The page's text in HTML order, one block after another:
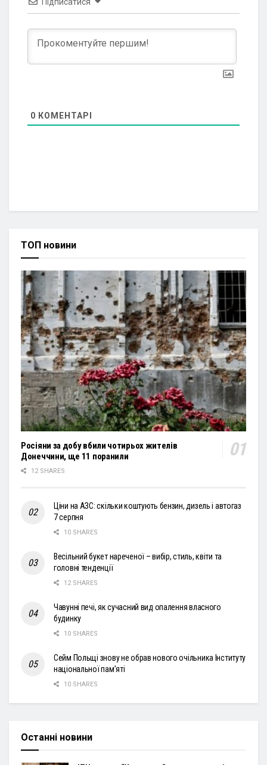
0 КОМЕНТАРІ
ТОП новини
Росіяни за добу вбили чотирьох жителів
Донеччини, ще 11 поранили
12 SHARES
Ціни на АЗС: скільки коштують бензин, дизель і автогаз
7 серпня
10 SHARES
Весільний букет нареченої – вибір, стиль, квіти та
головні тенденції
12 SHARES
Чавунні печі, як сучасний вид опалення власного
будинку
10 SHARES
Сейм Польщі знову не обрав нового очільника Інституту
національної пам’яті
10 SHARES
Останні новини